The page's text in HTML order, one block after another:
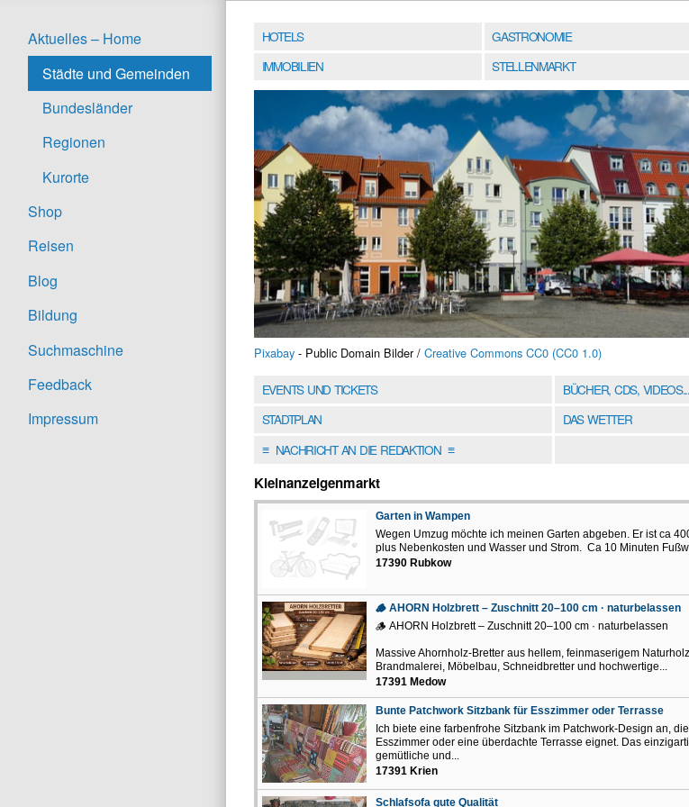
Aktuelles – Home
Städte und Gemeinden
Bundesländer
Regionen
Kurorte
Shop
Reisen
Blog
Bildung
Suchmaschine
Feedback
Impressum
HOTELS GASTRONOMIE
IMMOBILIEN
STELLENMARKT
Pixabay - Public Domain Bilder / Creative Commons CC0 (CC0 1.0)
EVENTS UND TICKETS
BÜCHER, CDS, VIDEOS...
STADTPLAN
DAS WETTER
≡NACHRICHT AN DIE REDAKTION≡
Kleinanzeigenmarkt
Garten in Wampen
Wegen Umzug möchte ich meinen Garten abgeben. Er ist ca
plus Nebenkosten und Wasser und Strom. Ca 10 Minuten
17390 Rubkow
🪵 AHORN Holzbrett – Zuschnitt 20–100 cm · naturbelassen
🪵 AHORN Holzbrett – Zuschnitt 20–100 cm · naturbelassen
Massive Ahornholz-Bretter aus hellem, feinmaserigem
Brandmalerei, Möbelbau, Schneidbretter und hochwertige...
17391 Medow
Bunte Patchwork Sitzbank für Esszimmer oder Terrasse
Ich biete eine farbenfrohe Sitzbank im Patchwork-Design an,
Esszimmer oder eine überdachte Terrasse eignet. Das
gemütliche und...
17391 Krien
Schlafsofa gute Qualität